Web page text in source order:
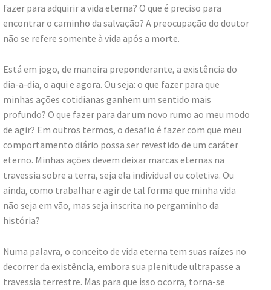
fazer para adquirir a vida eterna? O que é preciso para
encontrar o caminho da salvação? A preocupação do doutor
não se refere somente à vida após a morte.
Está em jogo, de maneira preponderante, a existência do
dia-a-dia, o aqui e agora. Ou seja: o que fazer para que
minhas ações cotidianas ganhem um sentido mais
profundo? O que fazer para dar um novo rumo ao meu modo
de agir? Em outros termos, o desafio é fazer com que meu
comportamento diário possa ser revestido de um caráter
eterno. Minhas ações devem deixar marcas eternas na
travessia sobre a terra, seja ela individual ou coletiva. Ou
ainda, como trabalhar e agir de tal forma que minha vida
não seja em vão, mas seja inscrita no pergaminho da
história?
Numa palavra, o conceito de vida eterna tem suas raízes no
decorrer da existência, embora sua plenitude ultrapasse a
travessia terrestre. Mas para que isso ocorra, torna-se